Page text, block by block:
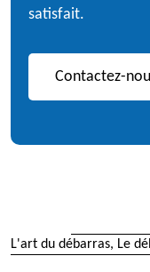
satisfait.
Contactez-
L'art du débarras, Le